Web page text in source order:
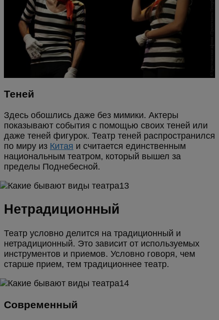
Теней
Здесь обошлись даже без мимики. Актеры
показывают события с помощью своих теней или
даже теней фигурок. Театр теней распространился
по миру из Китая и считается единственным
национальным театром, который вышел за
пределы Поднебесной.
Нетрадиционный
Театр условно делится на традиционный и
нетрадиционный. Это зависит от используемых
инструментов и приемов. Условно говоря, чем
старше прием, тем традиционнее театр.
Современный